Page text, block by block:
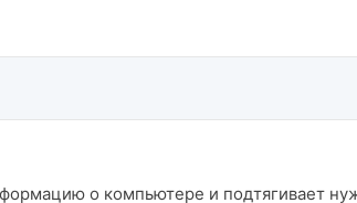
о компьютере и подтягивает